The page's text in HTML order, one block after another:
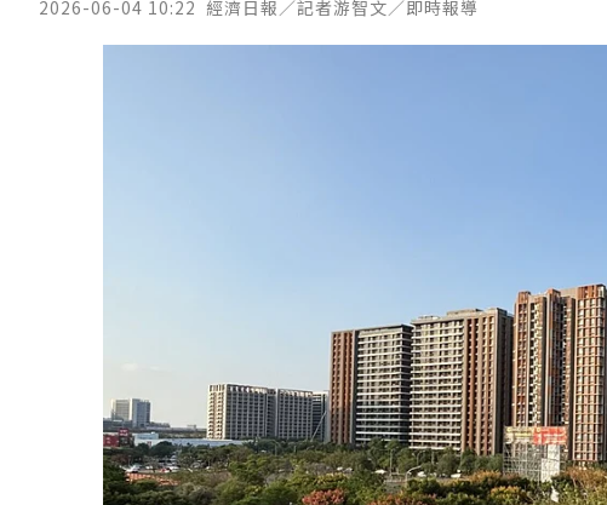
2026-06-04 10:22 經濟日報／記者游智文／即時報導